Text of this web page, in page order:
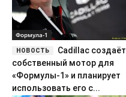
Формула-1
Cadillac создаёт
собственный мотор для
«Формулы-1» и планирует
использовать его с...